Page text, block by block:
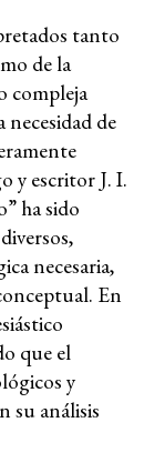
tanto
de la
compleja
de
y escritor J. I.
ha sido
necesaria,
En
que el
y
su análisis